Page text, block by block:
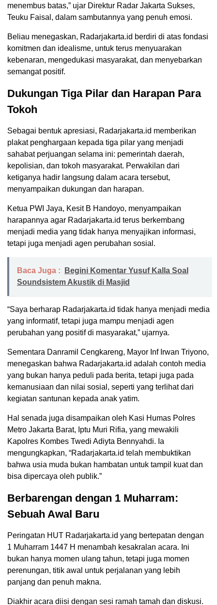
menembus batas,” ujar Direktur Radar Jakarta Sukses,
Teuku Faisal, dalam sambutannya yang penuh emosi.
Beliau menegaskan, Radarjakarta.id berdiri di atas fondasi
komitmen dan idealisme, untuk terus menyuarakan
kebenaran, mengedukasi masyarakat, dan menyebarkan
semangat positif.
Dukungan Tiga Pilar dan Harapan Para
Tokoh
Sebagai bentuk apresiasi, Radarjakarta.id memberikan
plakat penghargaan kepada tiga pilar yang menjadi
sahabat perjuangan selama ini: pemerintah daerah,
kepolisian, dan tokoh masyarakat. Perwakilan dari
ketiganya hadir langsung dalam acara tersebut,
menyampaikan dukungan dan harapan.
Ketua PWI Jaya, Kesit B Handoyo, menyampaikan
harapannya agar Radarjakarta.id terus berkembang
menjadi media yang tidak hanya menyajikan informasi,
tetapi juga menjadi agen perubahan sosial.
Baca Juga :
Begini Komentar Yusuf Kalla Soal
Soundsistem Akustik di Masjid
“Saya berharap Radarjakarta.id tidak hanya menjadi media
yang informatif, tetapi juga mampu menjadi agen
perubahan yang positif di masyarakat,” ujarnya.
Sementara Danramil Cengkareng, Mayor Inf Irwan Triyono,
menegaskan bahwa Radarjakarta.id adalah contoh media
yang bukan hanya peduli pada berita, tetapi juga pada
kemanusiaan dan nilai sosial, seperti yang terlihat dari
kegiatan santunan kepada anak yatim.
Hal senada juga disampaikan oleh Kasi Humas Polres
Metro Jakarta Barat, Iptu Muri Rifia, yang mewakili
Kapolres Kombes Twedi Adiyta Bennyahdi. Ia
mengungkapkan, “Radarjakarta.id telah membuktikan
bahwa usia muda bukan hambatan untuk tampil kuat dan
bisa dipercaya oleh publik.”
Berbarengan dengan 1 Muharram:
Sebuah Awal Baru
Peringatan HUT Radarjakarta.id yang bertepatan dengan
1 Muharram 1447 H menambah kesakralan acara. Ini
bukan hanya momen ulang tahun, tetapi juga momen
perenungan, titik awal untuk perjalanan yang lebih
panjang dan penuh makna.
Diakhir acara diisi dengan sesi ramah tamah dan diskusi.